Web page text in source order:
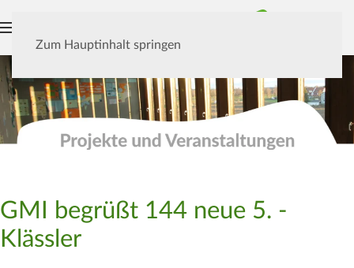
Zum Hauptinhalt springen
GMI begrüßt 144 neue 5. -
Klässler